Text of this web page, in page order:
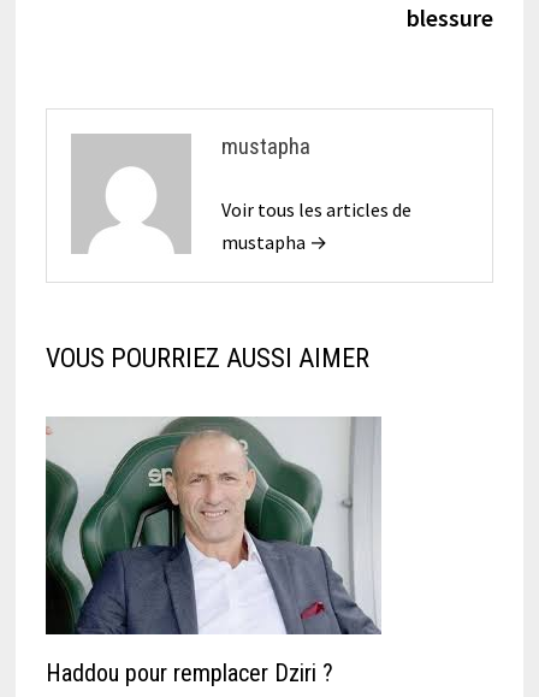
blessure
mustapha
Voir tous les articles de
mustapha →
VOUS POURRIEZ AUSSI AIMER
Haddou pour remplacer Dziri ?